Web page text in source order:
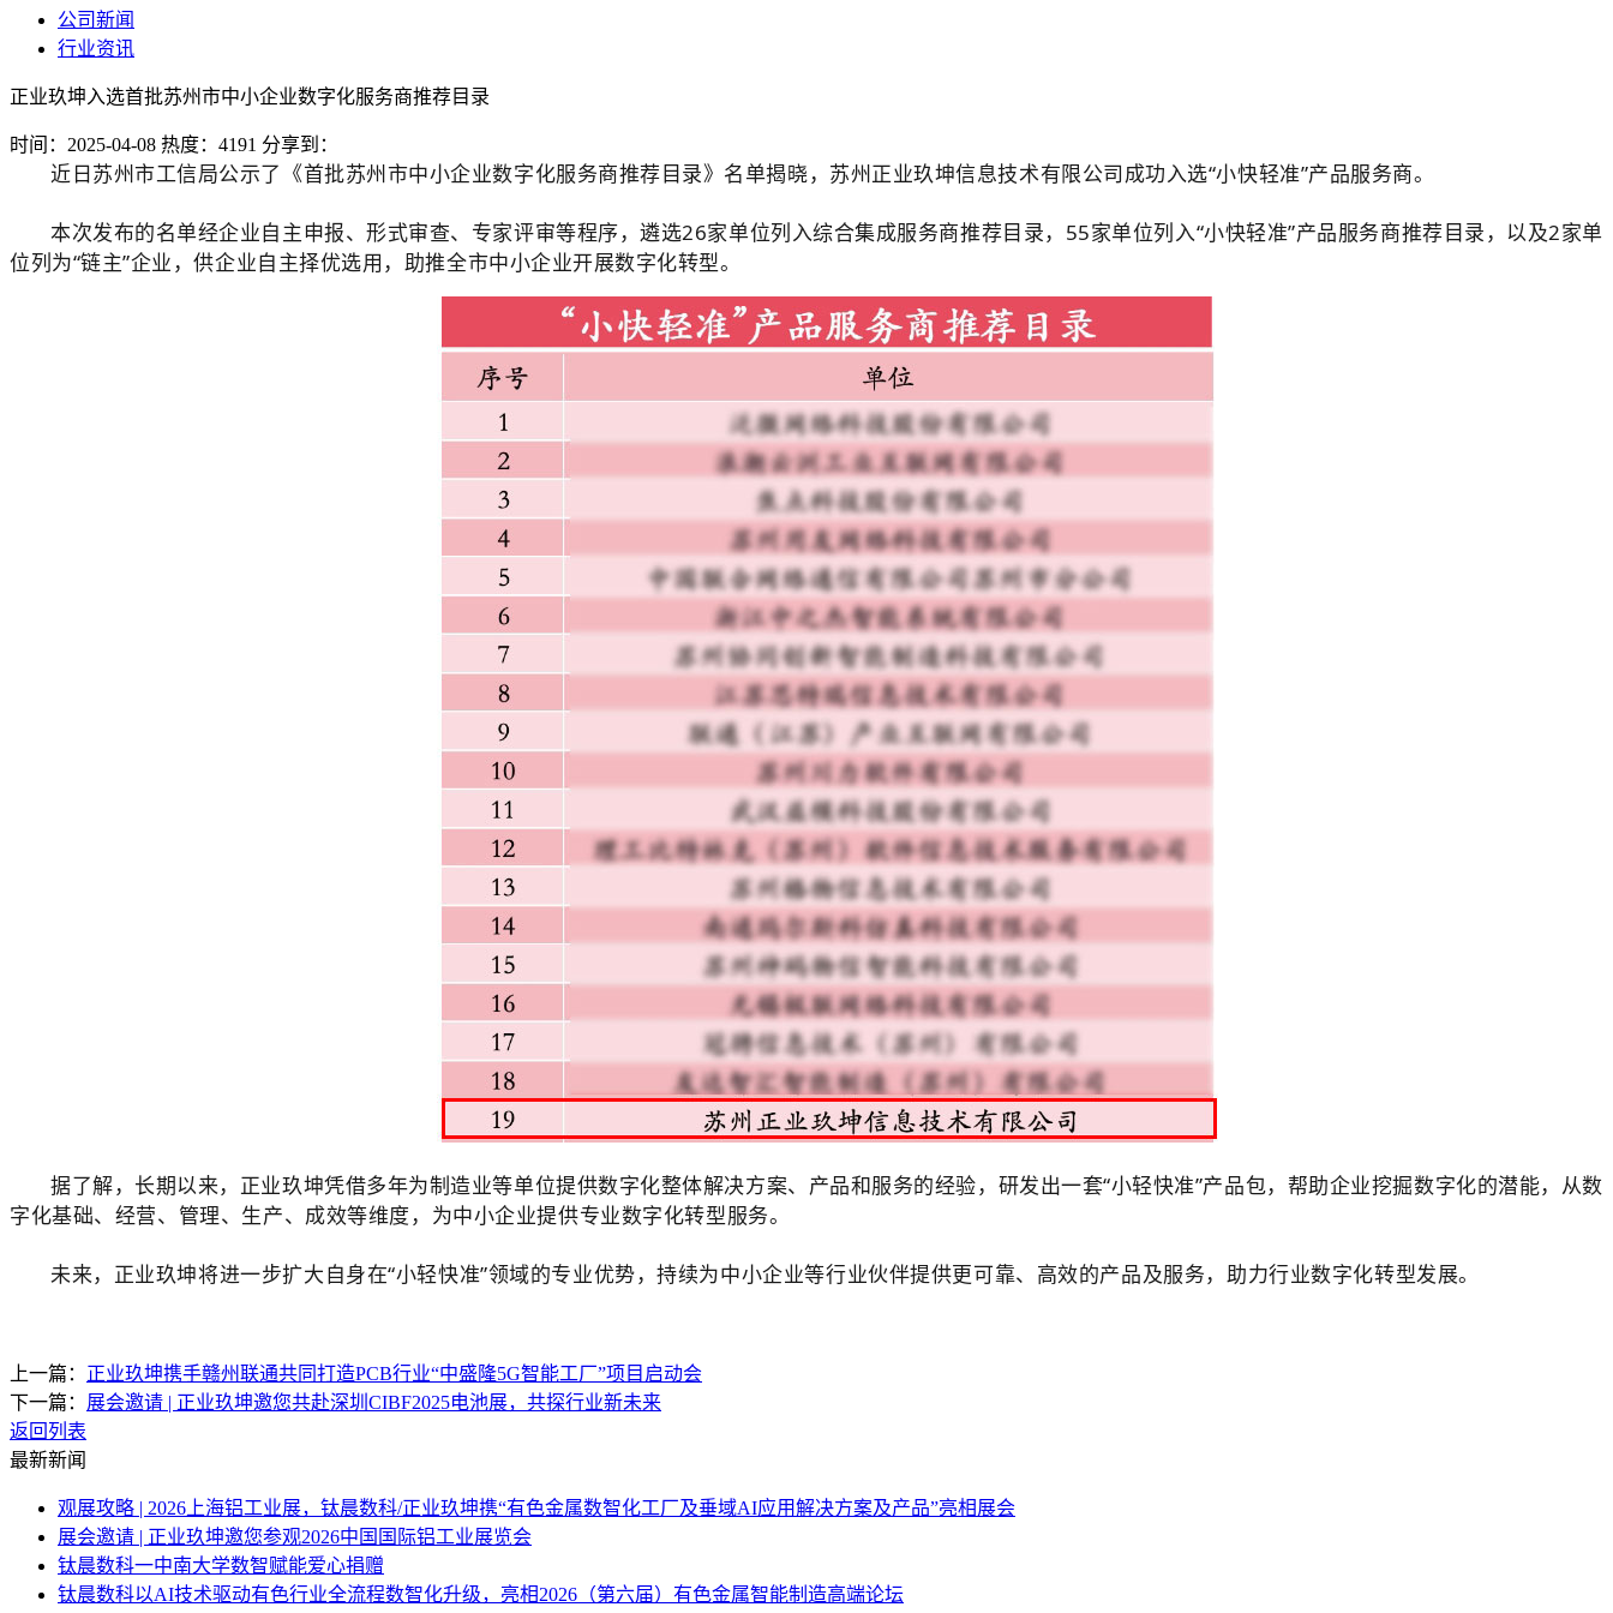
公司新闻
行业资讯
正业玖坤入选首批苏州市中小企业数字化服务商推荐目录
时间：2025-04-08 热度：4191 分享到：
近日苏州市工信局公示了《首批苏州市中小企业数字化服务商推荐目录》名单揭晓，苏州正业玖坤信息技术有限公司成功入选“小快轻准”产品服务商。
本次发布的名单经企业自主申报、形式审查、专家评审等程序，遴选26家单位列入综合集成服务商推荐目录，55家单位列入“小快轻准”产品服务商推荐目录，以及2家单
位列为“链主”企业，供企业自主择优选用，助推全市中小企业开展数字化转型。
据了解，长期以来，正业玖坤凭借多年为制造业等单位提供数字化整体解决方案、产品和服务的经验，研发出一套“小轻快准”产品包，帮助企业挖掘数字化的潜能， 从数
字化基础、经营、管理、生产、成效等维度，为中小企业提供专业数字化转型服务。
未来，正业玖坤将进一步扩大自身在“小轻快准”领域的专业优势，持续为中小企业等行业伙伴提供更可靠、高效的产品及服务，助力行业数字化转型发展。
上一篇： 正业玖坤携手赣州联通共同打造PCB行业“中盛隆5G智能工厂”项目启动会
下一篇： 展会邀请 | 正业玖坤邀您共赴深圳CIBF2025电池展，共探行业新未来
返回列表
最新新闻
观展攻略 | 2026上海铝工业展，钛晨数科/正业玖坤携“有色金属数智化工厂及垂域AI应用解决方案及产品”亮相展会
展会邀请 | 正业玖坤邀您参观2026中国国际铝工业展览会
钛晨数科一中南大学数智赋能爱心捐赠
钛晨数科以AI技术驱动有色行业全流程数智化升级，亮相2026（第六届）有色金属智能制造高端论坛